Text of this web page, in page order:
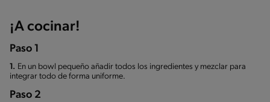
¡A cocinar!
Paso 1
1. En un bowl pequeño añadir todos los ingredientes y mezclar para
integrar todo de forma uniforme.
Paso 2